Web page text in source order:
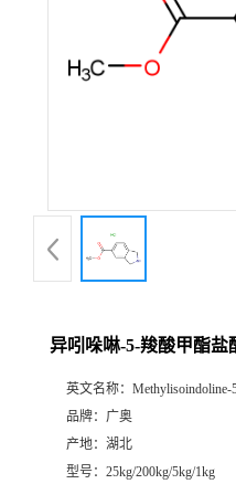
异吲哚啉-5-羧酸甲酯盐
英文名称： Methylisoindoline-
品牌： 广奥
产地： 湖北
型号： 25kg/200kg/5kg/1kg